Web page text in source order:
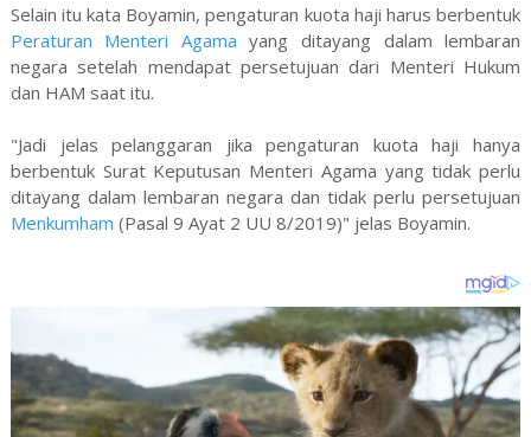
Selain itu kata Boyamin, pengaturan kuota haji harus berbentuk
Peraturan Menteri Agama yang ditayang dalam lembaran
negara setelah mendapat persetujuan dari Menteri Hukum
dan HAM saat itu.
"Jadi jelas pelanggaran jika pengaturan kuota haji hanya
berbentuk Surat Keputusan Menteri Agama yang tidak perlu
ditayang dalam lembaran negara dan tidak perlu persetujuan
Menkumham (Pasal 9 Ayat 2 UU 8/2019)" jelas Boyamin.